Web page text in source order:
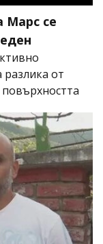
Марс се
от